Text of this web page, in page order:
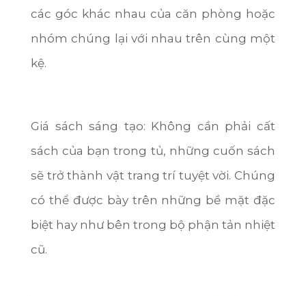
Lai Châu
Lạng Sơn
Hà Giang
Cao Bằng
các góc khác nhau của căn phòng hoặc
nhóm chúng lại với nhau trên cùng một
kệ.
Giá sách sáng tạo: Không cần phải cất
sách của bạn trong tủ, những cuốn sách
sẽ trở thành vật trang trí tuyệt vời. Chúng
có thể được bày trên những bề mặt đặc
biệt hay như bên trong bộ phận tản nhiệt
cũ.